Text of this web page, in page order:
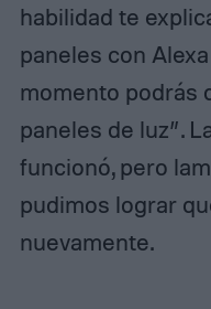
habilidad te
paneles con
momento podrás
paneles de luz”.
funcionó, pero
pudimos lograr
nuevamente.